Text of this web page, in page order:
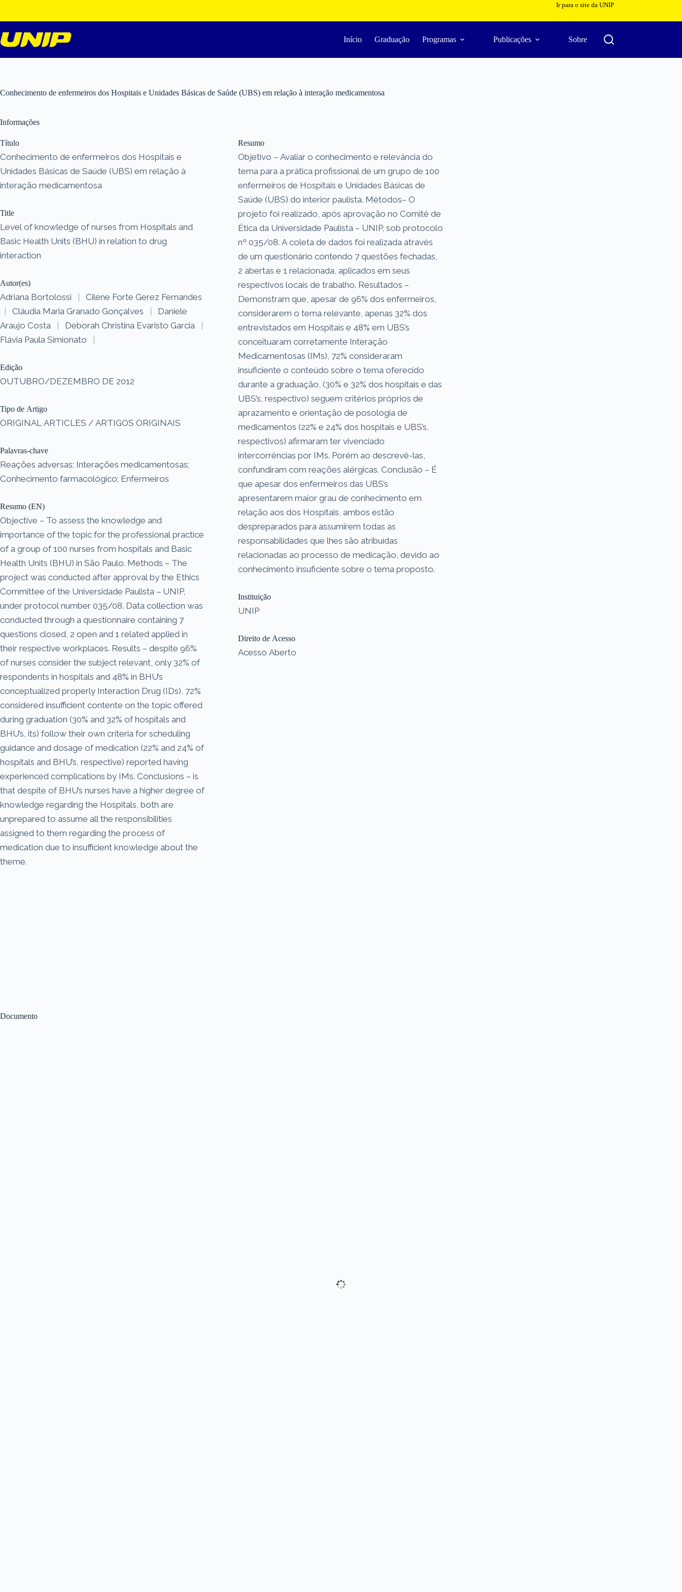
o
conteúdo
Ir para o site da UNIP
Início Graduação Programas Publicações Sobre
Conhecimento de enfermeiros dos Hospitais e Unidades Básicas de Saúde (UBS) em relação à interação medicamentosa
Documento
Informações
Título
Conhecimento de enfermeiros dos Hospitais e
Unidades Básicas de Saúde (UBS) em relação à
interação medicamentosa
Title
Level of knowledge of nurses from Hospitals and
Basic Health Units (BHU) in relation to drug
interaction
Autor(es)
Adriana Bortolossi |
Cilene Forte Gerez Fernandes
|
Cláudia Maria Granado Gonçalves |
Daniele
Araujo Costa
| Deborah Christina Evaristo Garcia
|
Flávia Paula Simionato
|
Edição
OUTUBRO/DEZEMBRO DE 2012
Tipo de Artigo
ORIGINAL ARTICLES / ARTIGOS ORIGINAIS
Palavras-chave
Reações adversas; Interações medicamentosas;
Conhecimento farmacológico; Enfermeiros
Resumo (EN)
Objective – To assess the knowledge and
importance of the topic for the professional practice
of a group of 100 nurses from hospitals and Basic
Health Units (BHU) in São Paulo. Methods – The
project was conducted after approval by the Ethics
Committee of the Universidade Paulista – UNIP,
under protocol number 035/08. Data collection was
conducted through a questionnaire containing 7
questions closed, 2 open and 1 related applied in
their respective workplaces. Results – despite 96%
of nurses consider the subject relevant, only 32% of
respondents in hospitals and 48% in BHU’s
conceptualized properly Interaction Drug (IDs), 72%
considered insufficient contente on the topic offered
during graduation (30% and 32% of hospitals and
BHU’s, its) follow their own criteria for scheduling
guidance and dosage of medication (22% and 24% of
hospitals and BHU’s, respective) reported having
experienced complications by IMs. Conclusions – is
that despite of BHU’s nurses have a higher degree of
knowledge regarding the Hospitals, both are
unprepared to assume all the responsibilities
assigned to them regarding the process of
medication due to insufficient knowledge about the
theme.
Resumo
Objetivo – Avaliar o conhecimento e relevância do
tema para a prática profissional de um grupo de 100
enfermeiros de Hospitais e Unidades Básicas de
Saúde (UBS) do interior paulista. Métodos– O
projeto foi realizado, após aprovação no Comitê de
Ética da Universidade Paulista – UNIP, sob protocolo
nº 035/08. A coleta de dados foi realizada através
de um questionário contendo 7 questões fechadas,
2 abertas e 1 relacionada, aplicados em seus
respectivos locais de trabalho. Resultados –
Demonstram que, apesar de 96% dos enfermeiros,
considerarem o tema relevante, apenas 32% dos
entrevistados em Hospitais e 48% em UBS’s
conceituaram corretamente Interação
Medicamentosas (IMs), 72% consideraram
insuficiente o conteúdo sobre o tema oferecido
durante a graduação, (30% e 32% dos hospitais e das
UBS’s, respectivo) seguem critérios próprios de
aprazamento e orientação de posologia de
medicamentos (22% e 24% dos hospitais e UBS’s,
respectivos) afirmaram ter vivenciado
intercorrências por IMs. Porém ao descrevê-las,
confundiram com reações alérgicas. Conclusão – É
que apesar dos enfermeiros das UBS’s
apresentarem maior grau de conhecimento em
relação aos dos Hospitais, ambos estão
despreparados para assumirem todas as
responsabilidades que lhes são atribuídas
relacionadas ao processo de medicação, devido ao
conhecimento insuficiente sobre o tema proposto.
Instituição
UNIP
Direito de Acesso
Acesso Aberto